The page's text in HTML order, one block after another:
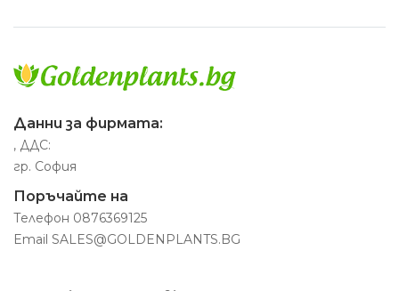
Данни за фирмата:
, ДДС:
гр. София
Поръчайте на
Телефон 0876369125
Email SALES@GOLDENPLANTS.BG